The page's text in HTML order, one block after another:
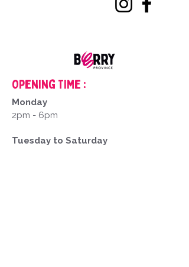
Opening Time :
Monday
2pm - 6pm
Tuesday to Saturday